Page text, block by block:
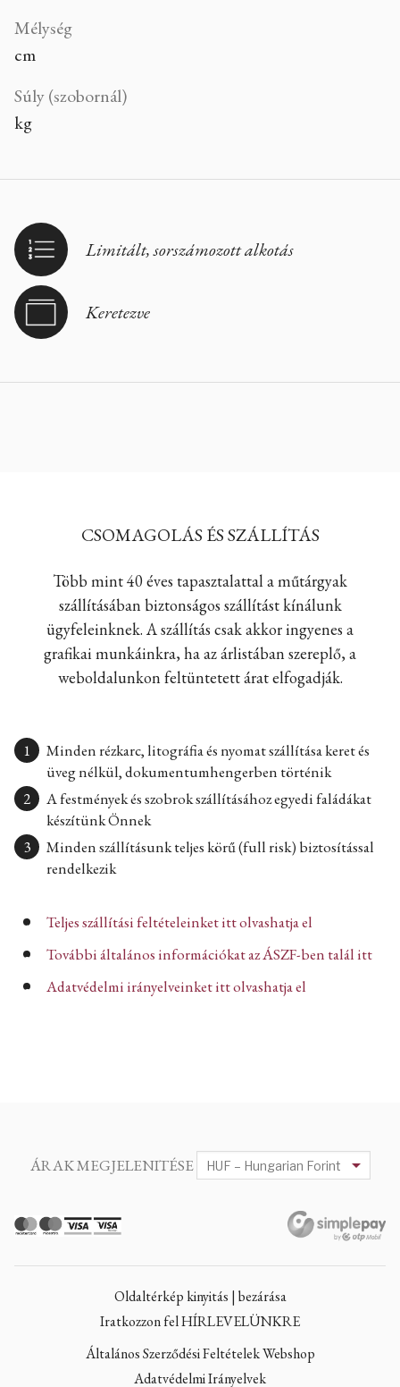
Mélység
cm
Súly (szobornál)
kg
Limitált, sorszámozott alkotás
Keretezve
CSOMAGOLÁS ÉS SZÁLLÍTÁS
Több mint 40 éves tapasztalattal a műtárgyak
szállításában biztonságos szállítást kínálunk
ügyfeleinknek. A szállítás csak akkor ingyenes a
grafikai munkáinkra, ha az árlistában szereplő, a
weboldalunkon feltüntetett árat elfogadják.
Minden rézkarc, litográfia és nyomat szállítása keret és
üveg nélkül, dokumentumhengerben történik
A festmények és szobrok szállításához egyedi faládákat
készítünk Önnek
Minden szállításunk teljes körű (full risk) biztosítással
rendelkezik
Teljes szállítási feltételeinket itt olvashatja el
További általános információkat az ÁSZF-ben talál itt
Adatvédelmi irányelveinket itt olvashatja el
ÁRAK MEGJELENITÉSE
Oldaltérkép kinyitás | bezárása
Iratkozzon fel HÍRLEVELÜNKRE
Általános Szerződési Feltételek Webshop
Adatvédelmi Irányelvek